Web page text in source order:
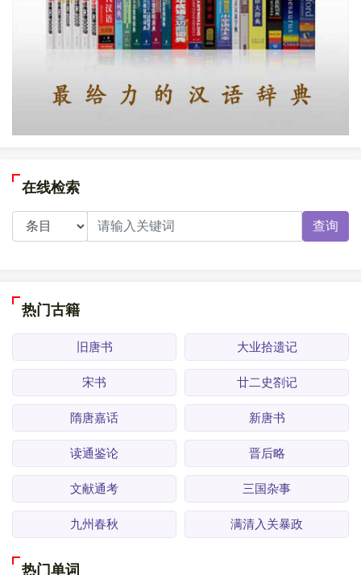
在线检索
查询
热门古籍
旧唐书 大业拾遗记
宋书 廿二史劄记
隋唐嘉话 新唐书
读通鉴论 晋后略
文献通考 三国杂事
九州春秋 满清入关暴政
热门单词